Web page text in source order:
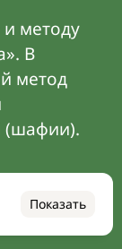
методу
В
метод
(шафии).
Показать